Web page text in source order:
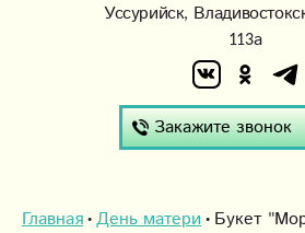
Уссурийск,
113а
Закажите звонок
Главная День матери Букет